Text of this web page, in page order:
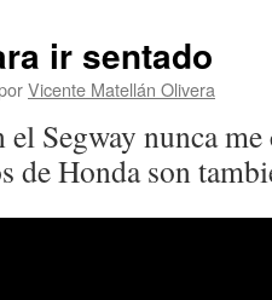
ir sentado
Vicente Matellán Olivera
Segway nunca
de Honda son